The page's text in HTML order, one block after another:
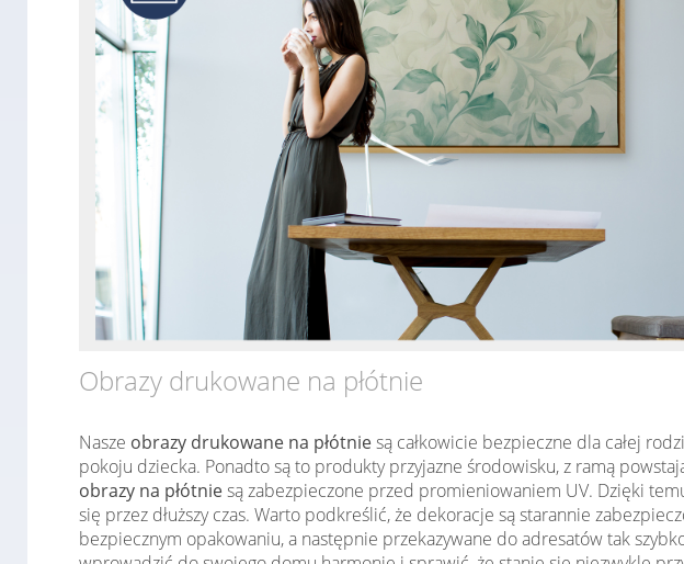
Obrazy drukowane na płótnie
Nasze obrazy drukowane na płótniesą całkowicie bezpieczne dla całej
pokoju dziecka. Ponadto są to produkty przyjazne środowisku, z ramą
obrazy na płótniesą zabezpieczone przed promieniowaniem UV. Dzięki
się przez dłuższy czas. Warto podkreślić, że dekoracje są starannie
bezpiecznym opakowaniu, a następnie przekazywane do adresatów tak